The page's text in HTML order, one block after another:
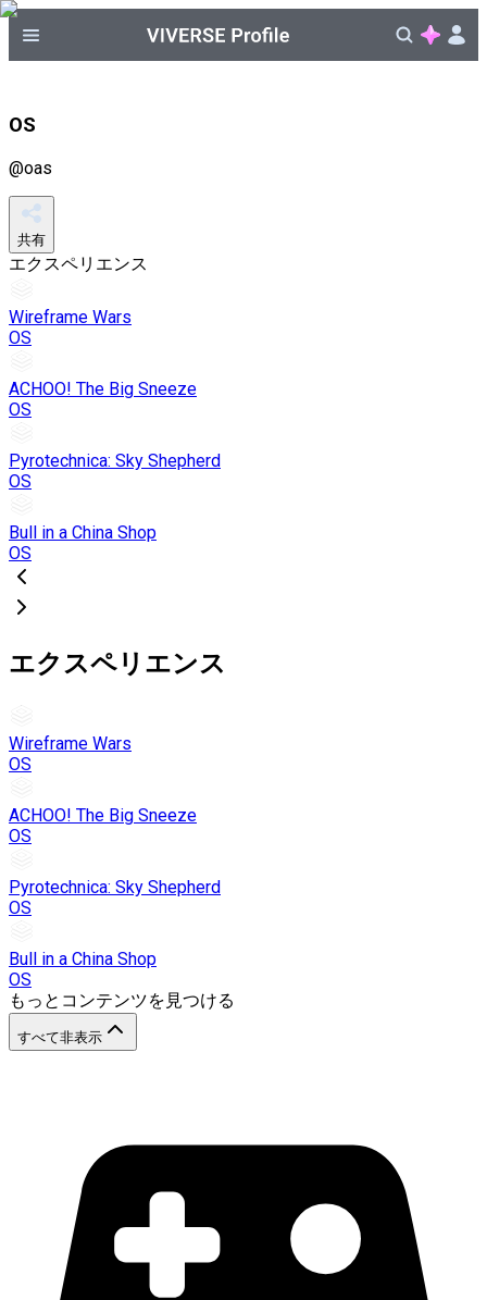
OS
@oas
共有
エクスペリエンス
Wireframe Wars
OS
ACHOO! The Big Sneeze
OS
Pyrotechnica: Sky Shepherd
OS
Bull in a China Shop
OS
エクスペリエンス
Wireframe Wars
OS
ACHOO! The Big Sneeze
OS
Pyrotechnica: Sky Shepherd
OS
Bull in a China Shop
OS
もっとコンテンツを見つける
すべて非表示